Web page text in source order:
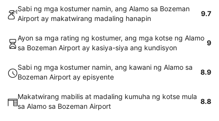
Sabi ng mga kostumer namin, ang Alamo sa Bozeman
Airport ay makatwirang madaling hanapin
9.7
Ayon sa mga rating ng kostumer, ang mga kotse ng Alamo
sa Bozeman Airport ay kasiya-siya ang kundisyon
9
Sabi ng mga kostumer namin, ang kawani ng Alamo sa
Bozeman Airport ay episyente
8.9
Makatwirang mabilis at madaling kumuha ng kotse mula
sa Alamo sa Bozeman Airport
8.8